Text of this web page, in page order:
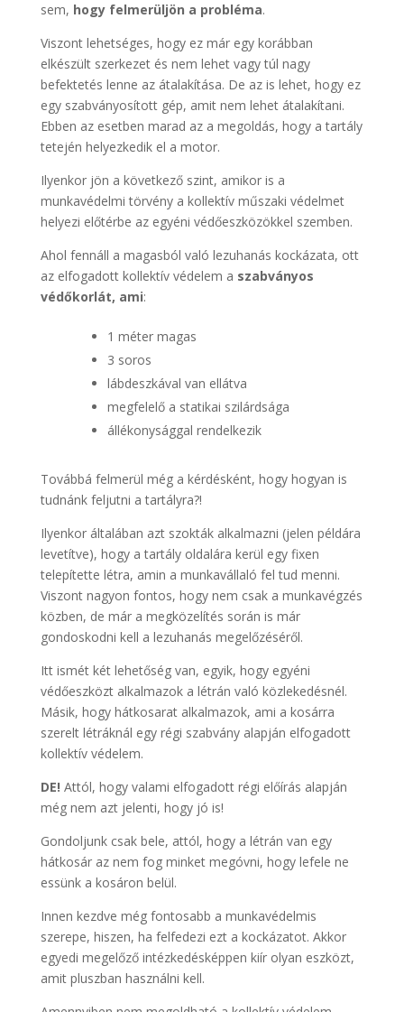
sem, hogy felmerüljön a probléma.
Viszont lehetséges, hogy ez már egy korábban
elkészült szerkezet és nem lehet vagy túl nagy
befektetés lenne az átalakítása. De az is lehet, hogy ez
egy szabványosított gép, amit nem lehet átalakítani.
Ebben az esetben marad az a megoldás, hogy a tartály
tetején helyezkedik el a motor.
Ilyenkor jön a következő szint, amikor is a
munkavédelmi törvény a kollektív műszaki védelmet
helyezi előtérbe az egyéni védőeszközökkel szemben.
Ahol fennáll a magasból való lezuhanás kockázata, ott
az elfogadott kollektív védelem a szabványos
védőkorlát, ami:
1 méter magas
3 soros
lábdeszkával van ellátva
megfelelő a statikai szilárdsága
állékonysággal rendelkezik
Továbbá felmerül még a kérdésként, hogy hogyan is
tudnánk feljutni a tartályra?!
Ilyenkor általában azt szokták alkalmazni (jelen példára
levetítve), hogy a tartály oldalára kerül egy fixen
telepítette létra, amin a munkavállaló fel tud menni.
Viszont nagyon fontos, hogy nem csak a munkavégzés
közben, de már a megközelítés során is már
gondoskodni kell a lezuhanás megelőzéséről.
Itt ismét két lehetőség van, egyik, hogy egyéni
védőeszközt alkalmazok a létrán való közlekedésnél.
Másik, hogy hátkosarat alkalmazok, ami a kosárra
szerelt létráknál egy régi szabvány alapján elfogadott
kollektív védelem.
DE! Attól, hogy valami elfogadott régi előírás alapján
még nem azt jelenti, hogy jó is!
Gondoljunk csak bele, attól, hogy a létrán van egy
hátkosár az nem fog minket megóvni, hogy lefele ne
essünk a kosáron belül.
Innen kezdve még fontosabb a munkavédelmis
szerepe, hiszen, ha felfedezi ezt a kockázatot. Akkor
egyedi megelőző intézkedésképpen kiír olyan eszközt,
amit pluszban használni kell.